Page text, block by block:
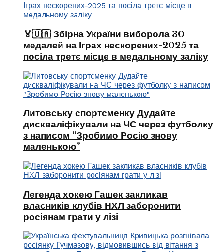
🏅🇺🇦 Збірна України виборола 30
медалей на Іграх нескорених-2025 та
посіла третє місце в медальному заліку
Литовську спортсменку Дудайте
дискваліфікували на ЧС через футболку
з написом “Зробимо Росію знову
маленькою”
Легенда хокею Гашек закликав
власників клубів НХЛ заборонити
росіянам грати у лізі